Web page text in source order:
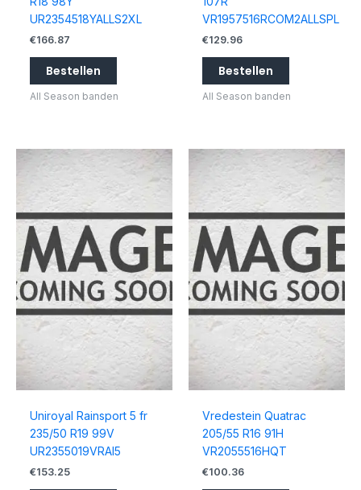
UR2354518YALLS2XL
€166.87
Bestellen
All Season banden
VR1957516RCOM2ALLSPL
€129.96
Bestellen
All Season banden
Uniroyal Rainsport 5 fr
235/50 R19 99V
UR2355019VRAI5
€153.25
Vredestein Quatrac
205/55 R16 91H
VR2055516HQT
€100.36